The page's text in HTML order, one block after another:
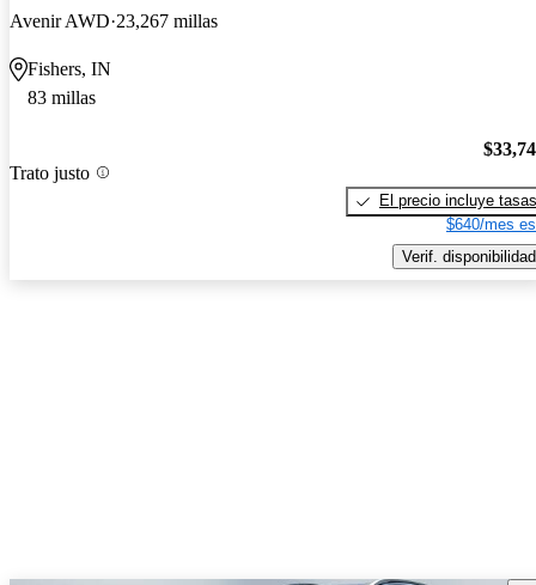
Avenir AWD 23,267 millas
Fishers, IN
83 millas
Trato justo
El precio incluye tasas
$640/mes
Verif. disponibilidad